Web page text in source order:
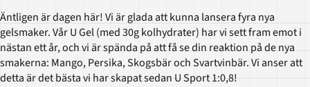
Äntligen är dagen här! Vi är glada att kunna lansera fyra nya
gelsmaker. Vår U Gel (med 30g kolhydrater) har vi sett fram emot i
nästan ett år, och vi är spända på att få se din reaktion på de nya
smakerna: Mango, Persika, Skogsbär och Svartvinbär. Vi anser att
detta är det bästa vi har skapat sedan U Sport 1:0,8!